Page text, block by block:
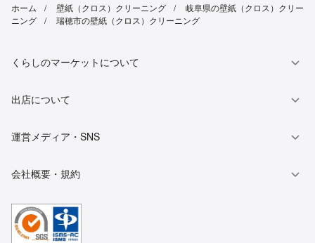
ホーム 壁紙（クロス）クリーニング
岐阜県の壁紙（クロス）クリー
ニング
瑞穂市の壁紙（クロス）クリーニング
くらしのマーケットについて
出店について
運営メディア・SNS
会社概要・規約